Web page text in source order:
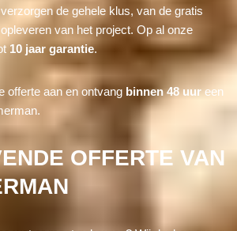
de gehele klus, van de gratis
van het project. Op al onze
10 jaar garantie.
offerte aan en ontvang binnen 48 uureen
OFFERTE VAN